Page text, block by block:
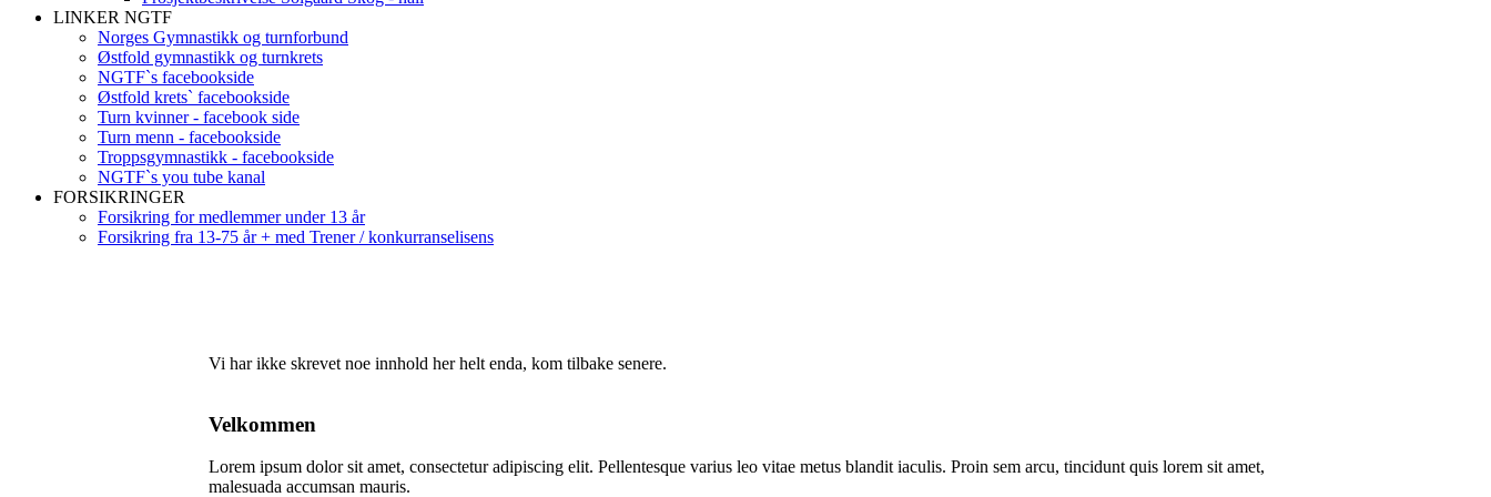
LINKER NGTF
Norges Gymnastikk og turnforbund
Østfold gymnastikk og turnkrets
NGTF`s facebookside
Østfold krets` facebookside
Turn kvinner - facebook side
Turn menn - facebookside
Troppsgymnastikk - facebookside
NGTF`s you tube kanal
FORSIKRINGER
Forsikring for medlemmer under 13 år
Forsikring fra 13-75 år + med Trener / konkurranselisens
Vi har ikke skrevet noe innhold her helt enda, kom tilbake senere.
Velkommen
Lorem ipsum dolor sit amet, consectetur adipiscing elit. Pellentesque varius leo vitae metus blandit iaculis. Proin sem arcu, tincidunt quis lorem sit amet,
malesuada accumsan mauris.